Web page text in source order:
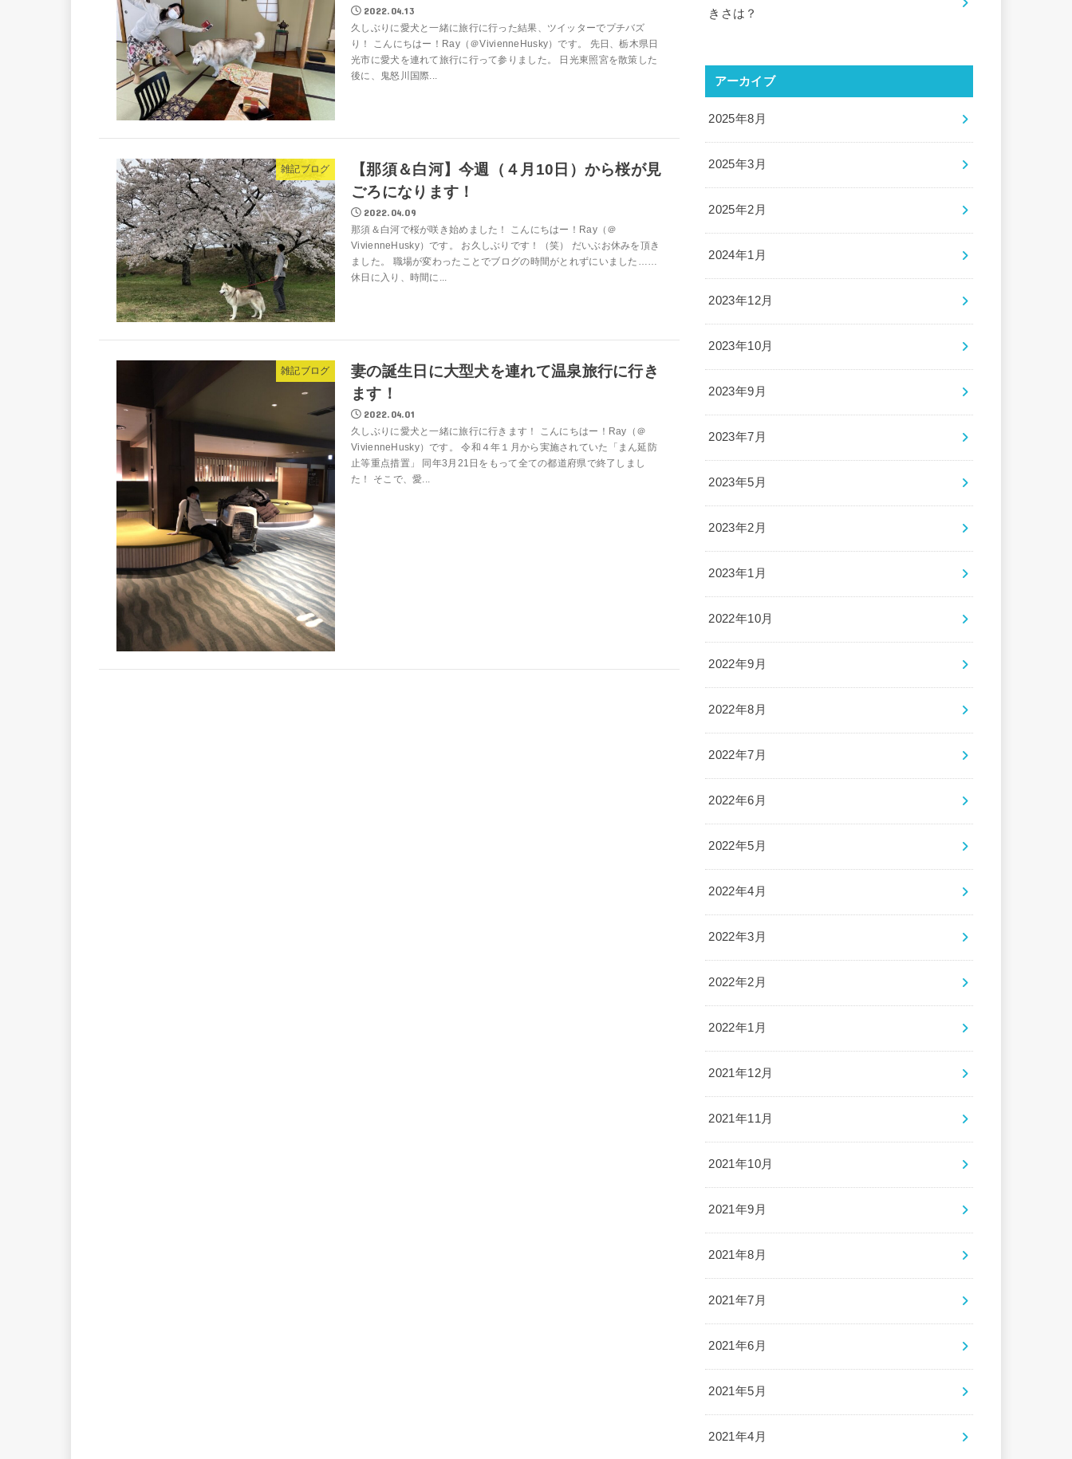
2022.04.13
久しぶりに愛犬と一緒に旅行に行った結果、ツイッターでプチバズ
り！ こんにちはー！Ray（＠VivienneHusky）です。 先日、栃木県日
光市に愛犬を連れて旅行に行って参りました。 日光東照宮を散策した
後に、鬼怒川国際...
雑記ブログ
【那須＆白河】今週（４月10日）から桜が見
ごろになります！
2022.04.09
那須＆白河で桜が咲き始めました！ こんにちはー！Ray（＠
VivienneHusky）です。 お久しぶりです！（笑） だいぶお休みを頂き
ました。 職場が変わったことでブログの時間がとれずにいました……
休日に入り、時間に...
雑記ブログ
妻の誕生日に大型犬を連れて温泉旅行に行き
ます！
2022.04.01
久しぶりに愛犬と一緒に旅行に行きます！ こんにちはー！Ray（＠
VivienneHusky）です。 令和４年１月から実施されていた「まん延防
止等重点措置」 同年3月21日をもって全ての都道府県で終了しまし
た！ そこで、愛...
きさは？
アーカイブ
2025年8月
2025年3月
2025年2月
2024年1月
2023年12月
2023年10月
2023年9月
2023年7月
2023年5月
2023年2月
2023年1月
2022年10月
2022年9月
2022年8月
2022年7月
2022年6月
2022年5月
2022年4月
2022年3月
2022年2月
2022年1月
2021年12月
2021年11月
2021年10月
2021年9月
2021年8月
2021年7月
2021年6月
2021年5月
2021年4月